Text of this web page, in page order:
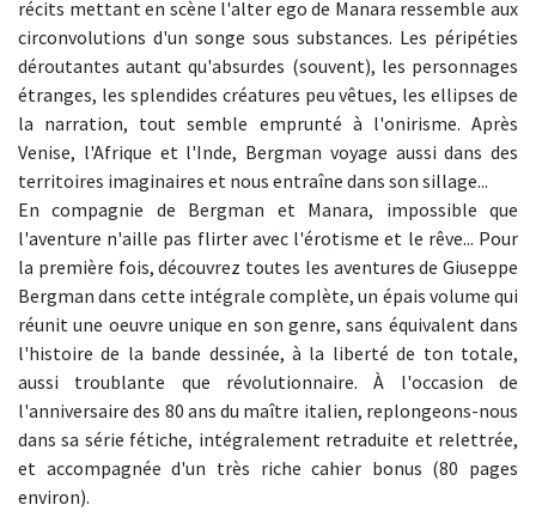
récits mettant en scène l'alter ego de Manara ressemble aux
circonvolutions d'un songe sous substances. Les péripéties
déroutantes autant qu'absurdes (souvent), les personnages
étranges, les splendides créatures peu vêtues, les ellipses de
la narration, tout semble emprunté à l'onirisme. Après
Venise, l'Afrique et l'Inde, Bergman voyage aussi dans des
territoires imaginaires et nous entraîne dans son sillage...
En compagnie de Bergman et Manara, impossible que
l'aventure n'aille pas flirter avec l'érotisme et le rêve... Pour
la première fois, découvrez toutes les aventures de Giuseppe
Bergman dans cette intégrale complète, un épais volume qui
réunit une oeuvre unique en son genre, sans équivalent dans
l'histoire de la bande dessinée, à la liberté de ton totale,
aussi troublante que révolutionnaire. À l'occasion de
l'anniversaire des 80 ans du maître italien, replongeons-nous
dans sa série fétiche, intégralement retraduite et relettrée,
et accompagnée d'un très riche cahier bonus (80 pages
environ).